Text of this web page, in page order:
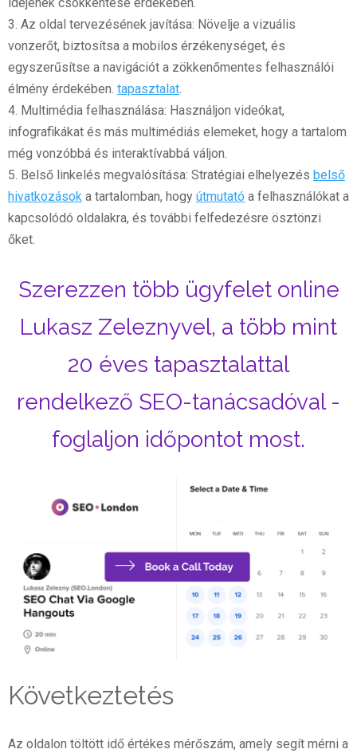
3. Az oldal tervezésének javítása: Növelje a vizuális
vonzerőt, biztosítsa a mobilos érzékenységet, és
egyszerűsítse a navigációt a zökkenőmentes felhasználói
élmény érdekében. tapasztalat.
4. Multimédia felhasználása: Használjon videókat,
infografikákat és más multimédiás elemeket, hogy a tartalom
még vonzóbbá és interaktívabbá váljon.
5. Belső linkelés megvalósítása: Stratégiai elhelyezés belső
hivatkozások a tartalomban, hogy útmutató a felhasználókat a
kapcsolódó oldalakra, és további felfedezésre ösztönzi
őket.
Szerezzen több ügyfelet online
Lukasz Zeleznyvel, a több mint
20 éves tapasztalattal
rendelkező SEO-tanácsadóval -
foglaljon időpontot most.
Következtetés
Az oldalon töltött idő értékes mérőszám, amely segít mérni a